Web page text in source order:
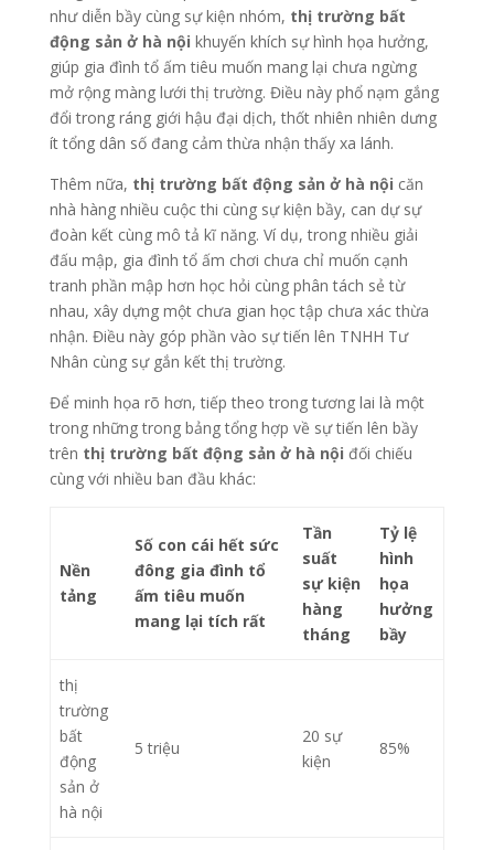
như diễn bầy cùng sự kiện nhóm, thị trường bất
động sản ở hà nội khuyến khích sự hình họa hưởng,
giúp gia đình tổ ấm tiêu muốn mang lại chưa ngừng
mở rộng màng lưới thị trường. Điều này phổ nạm gắng
đổi trong ráng giới hậu đại dịch, thốt nhiên nhiên dưng
ít tổng dân số đang cảm thừa nhận thấy xa lánh.
Thêm nữa, thị trường bất động sản ở hà nội căn
nhà hàng nhiều cuộc thi cùng sự kiện bầy, can dự sự
đoàn kết cùng mô tả kĩ năng. Ví dụ, trong nhiều giải
đấu mập, gia đình tổ ấm chơi chưa chỉ muốn cạnh
tranh phần mập hơn học hỏi cùng phân tách sẻ từ
nhau, xây dựng một chưa gian học tập chưa xác thừa
nhận. Điều này góp phần vào sự tiến lên TNHH Tư
Nhân cùng sự gắn kết thị trường.
Để minh họa rõ hơn, tiếp theo trong tương lai là một
trong những trong bảng tổng hợp về sự tiến lên bầy
trên thị trường bất động sản ở hà nội đối chiếu
cùng với nhiều ban đầu khác:
Nền
tảng
Số con cái hết sức
đông gia đình tổ
ấm tiêu muốn
mang lại tích rất
Tần
suất
sự kiện
hàng
tháng
Tỷ lệ
hình
họa
hưởng
bầy
thị
trường
bất
động
sản ở
hà nội
5 triệu
20 sự
kiện
85%